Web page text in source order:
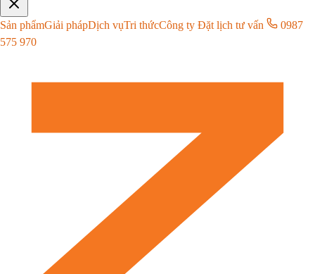
Sản phẩmGiải phápDịch vụTri thứcCông ty Đặt lịch tư vấn
0987
575 970